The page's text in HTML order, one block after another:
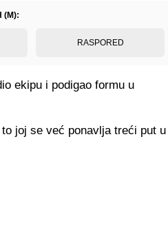
(M):
RASPORED
ekipu i podigao formu u
joj se već ponavlja treći put u